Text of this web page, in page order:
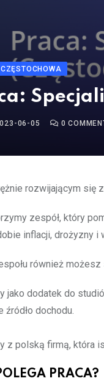
06-05 0
rozwijającym się
zespół, który
inflacji, drożyzny i
również możesz
jako dodatek do
źródło dochodu.
z polską firmą, która
PRACA?